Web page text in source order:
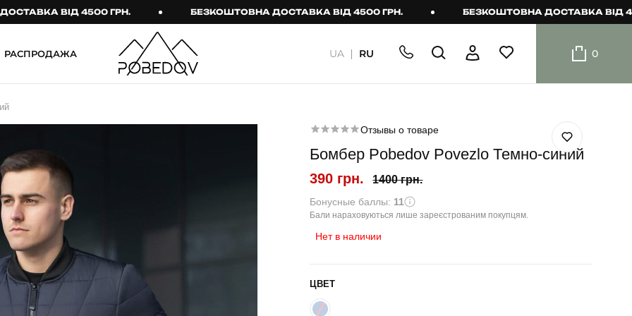
ВІД 4500 ГРН. БЕЗКОШТОВНА ДОСТАВКА ВІД 4500 ГРН. БЕЗКОШТОВНА ДОСТАВКА ВІД 4500
Карго
Спортивні штани
Лосины
Джинсы
КОМПЛЕКТИ
Куртка й штани
шорти
Шорти
РАСПРОДАЖА UA RU 0
Отзывы о товаре
Бомбер Pobedov Povezlo Темно-синий
390 грн. 1400 грн.
Бонусные баллы: 11
Бали нараховуються лише зареєстрованим покупцям.
Нет в наличии
ЦВЕТ